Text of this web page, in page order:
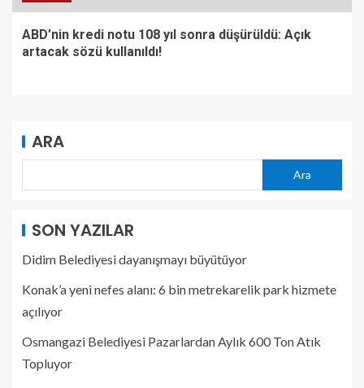
ABD’nin kredi notu 108 yıl sonra düşürüldü: Açık
artacak sözü kullanıldı!
ARA
Ara
SON YAZILAR
Didim Belediyesi dayanışmayı büyütüyor
Konak’a yeni nefes alanı: 6 bin metrekarelik park hizmete
açılıyor
Osmangazi Belediyesi Pazarlardan Aylık 600 Ton Atık
Topluyor